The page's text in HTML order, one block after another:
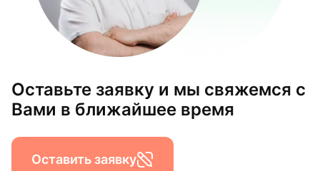
Оставьте заявку и мы свяжемся с
Вами в ближайшее время
Оставить заявку